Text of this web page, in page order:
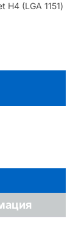
H4 (LGA 1151)